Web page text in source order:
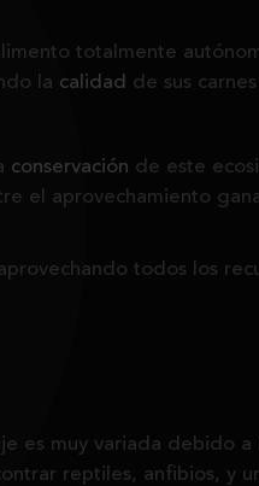
totalmente
la calidad de sus
conservación de este
el aprovechamiento
todos los
es muy variada debido a
reptiles, anfibios, y